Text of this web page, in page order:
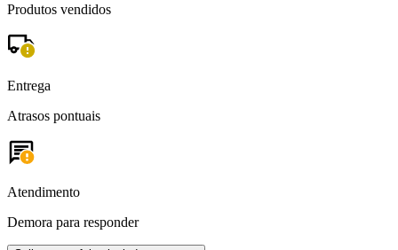
Produtos vendidos
Entrega
Atrasos pontuais
Atendimento
Demora para responder